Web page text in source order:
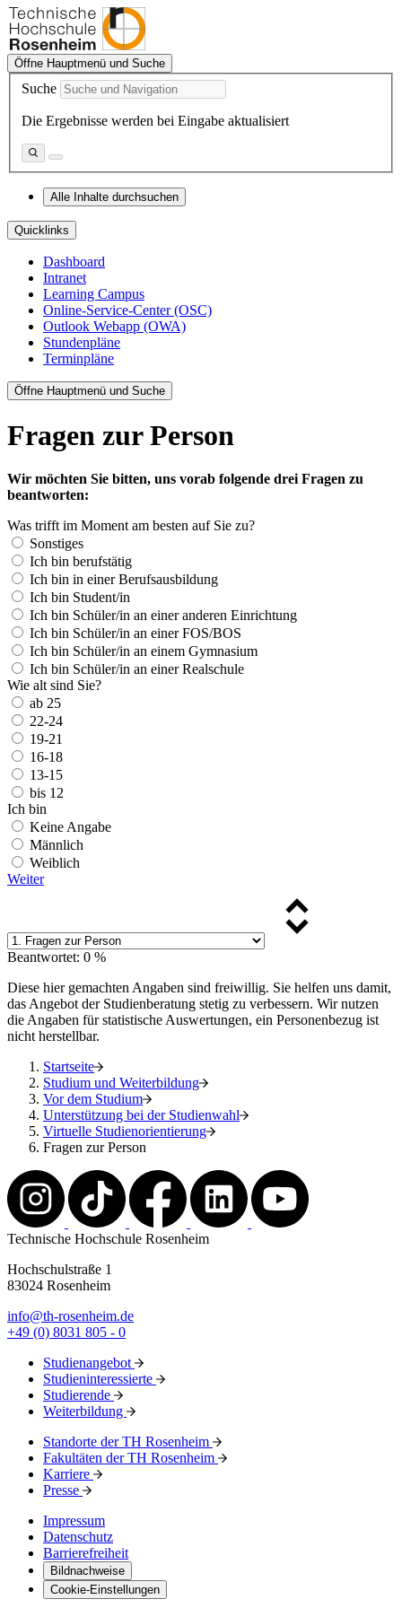
Öffne Hauptmenü und Suche
Suche
Die Ergebnisse werden bei Eingabe aktualisiert
Alle Inhalte durchsuchen
Quicklinks
Dashboard
Intranet
Learning Campus
Online-Service-Center (OSC)
Outlook Webapp (OWA)
Stundenpläne
Terminpläne
Öffne Hauptmenü und Suche
Fragen zur Person
Wir möchten Sie bitten, uns vorab folgende drei Fragen zu
beantworten:
Was trifft im Moment am besten auf Sie zu?
Sonstiges
Ich bin berufstätig
Ich bin in einer Berufsausbildung
Ich bin Student/in
Ich bin Schüler/in an einer anderen Einrichtung
Ich bin Schüler/in an einer FOS/BOS
Ich bin Schüler/in an einem Gymnasium
Ich bin Schüler/in an einer Realschule
Wie alt sind Sie?
ab 25
22-24
19-21
16-18
13-15
bis 12
Ich bin
Keine Angabe
Männlich
Weiblich
Weiter
Beantwortet: 0 %
Diese hier gemachten Angaben sind freiwillig. Sie helfen uns damit,
das Angebot der Studienberatung stetig zu verbessern. Wir nutzen
die Angaben für statistische Auswertungen, ein Personenbezug ist
nicht herstellbar.
Startseite
Studium und Weiterbildung
Vor dem Studium
Unterstützung bei der Studienwahl
Virtuelle Studienorientierung
Fragen zur Person
Technische Hochschule Rosenheim
Hochschulstraße 1
83024 Rosenheim
info@th-rosenheim.de
+49 (0) 8031 805 - 0
Studienangebot
Studieninteressierte
Studierende
Weiterbildung
Standorte der TH Rosenheim
Fakultäten der TH Rosenheim
Karriere
Presse
Impressum
Datenschutz
Barrierefreiheit
Bildnachweise
Cookie-Einstellungen